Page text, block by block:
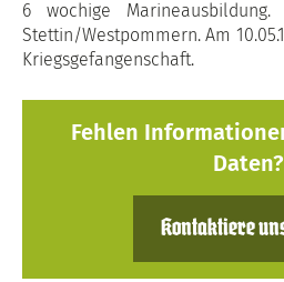
6 wochige
Stettin/Westpommern. Am
Kriegsgefangenschaft.
Fehlen
Daten?
Kontaktiere